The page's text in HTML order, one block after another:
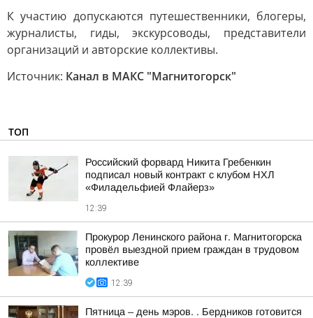
К участию допускаются путешественники, блогеры,
журналисты, гиды, экскурсоводы, представители
организаций и авторские коллективы.
Источник: Канал в МАКС "Магнитогорск"
ТОП
Российский форвард Никита Гребенкин
подписал новый контракт с клубом НХЛ
«Филадельфией Флайерз»
12:39
Прокурор Ленинского района г. Магнитогорска
провёл выездной прием граждан в трудовом
коллективе
12:39
Пятница – день мэров. . Бердников готовится